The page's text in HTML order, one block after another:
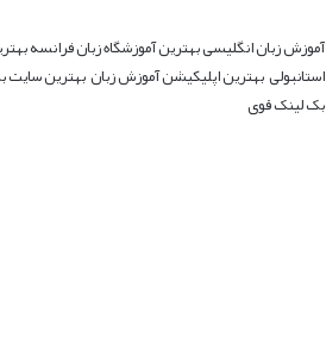
آموزش زبان انگلیسیبهترین آموزشگاه زبان فرانسه
استانبولیبهترین اپلیکیشن آموزش زبانبهترین سایت
بک لینک قوی